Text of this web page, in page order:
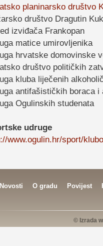
planinarsko društvo
društvo Dragutin
izviđača Frankopan
matice umirovljenika
hrvatske domovinske
društvo političkih
kluba liječenih
antifašističkih boraca
Ogulinskih studenata
udruge
www.ogulin.hr/sport/
Novosti O gradu Povijest
© Izrada